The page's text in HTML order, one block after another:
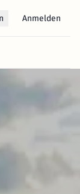
Anmelden